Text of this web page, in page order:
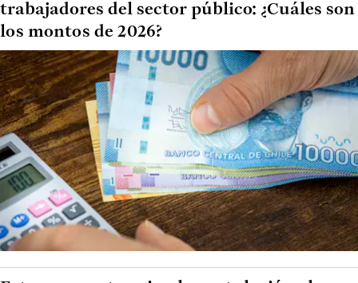
trabajadores del sector público: ¿Cuáles son
los montos de 2026?